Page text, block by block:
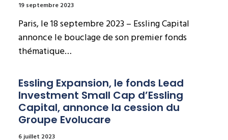
19 septembre 2023
Paris, le 18 septembre 2023 – Essling Capital
annonce le bouclage de son premier fonds
thématique…
Essling Expansion, le fonds Lead
Investment Small Cap d’Essling
Capital, annonce la cession du
Groupe Evolucare
6 juillet 2023